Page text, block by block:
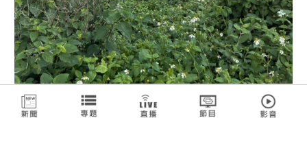
春天野餐，天氣舒適宜人，草地跑